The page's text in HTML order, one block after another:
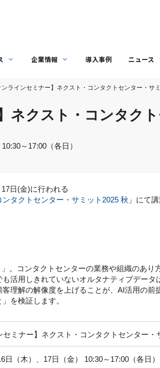
企業情報 導入事例 ニュース
ンラインセミナー】ネクスト・コンタクトセンター・サ
ネクスト・コンタク
～17:00（各日）
日(金)に行われる
ンタクトセンター・サミット2025 秋 」にて
。コンタクトセンターの業務や組織のあ
活用しきれていないオルタナティブデータ
理解の解像度を上げることが、AI活用の
を検証します。
セミナー】ネクスト・コンタクトセンター・
日（木）、17日（金） 10:30～17:00（各日）